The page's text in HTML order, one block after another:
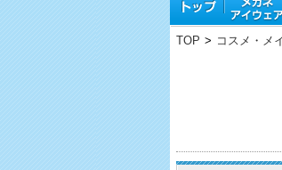
TOP > コスメ・メ